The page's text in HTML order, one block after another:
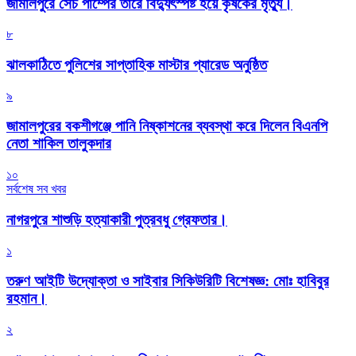
৮
‎ঝালকাঠিতে পুলিশের সাপ্তাহিক মাস্টার প্যারেড অনুষ্ঠিত
৯
জামালপুরের বকশীগঞ্জে পানি নিষ্কাশনের ব্যবস্থা করে দিলেন বিএনপি
নেতা শাকিল তালুকদার
১০
সর্বশেষ সব খবর
নাগরপুরে শাশুড়ি হত্যাকারী পুত্রবধু গ্রেফতার।
১
তরুণ আইটি উদ্যোক্তা ও সাইবার সিকিউরিটি বিশেষজ্ঞ: মোঃ হাবিবুর
রহমান।
২